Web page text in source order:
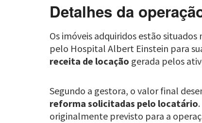
Detalhes da
Os imóveis adquiridos estão
pelo Hospital Albert Einstein para
receita de locação gerada pelos
Segundo a gestora, o valor final
reforma solicitadas pelo locatário
originalmente previsto para a